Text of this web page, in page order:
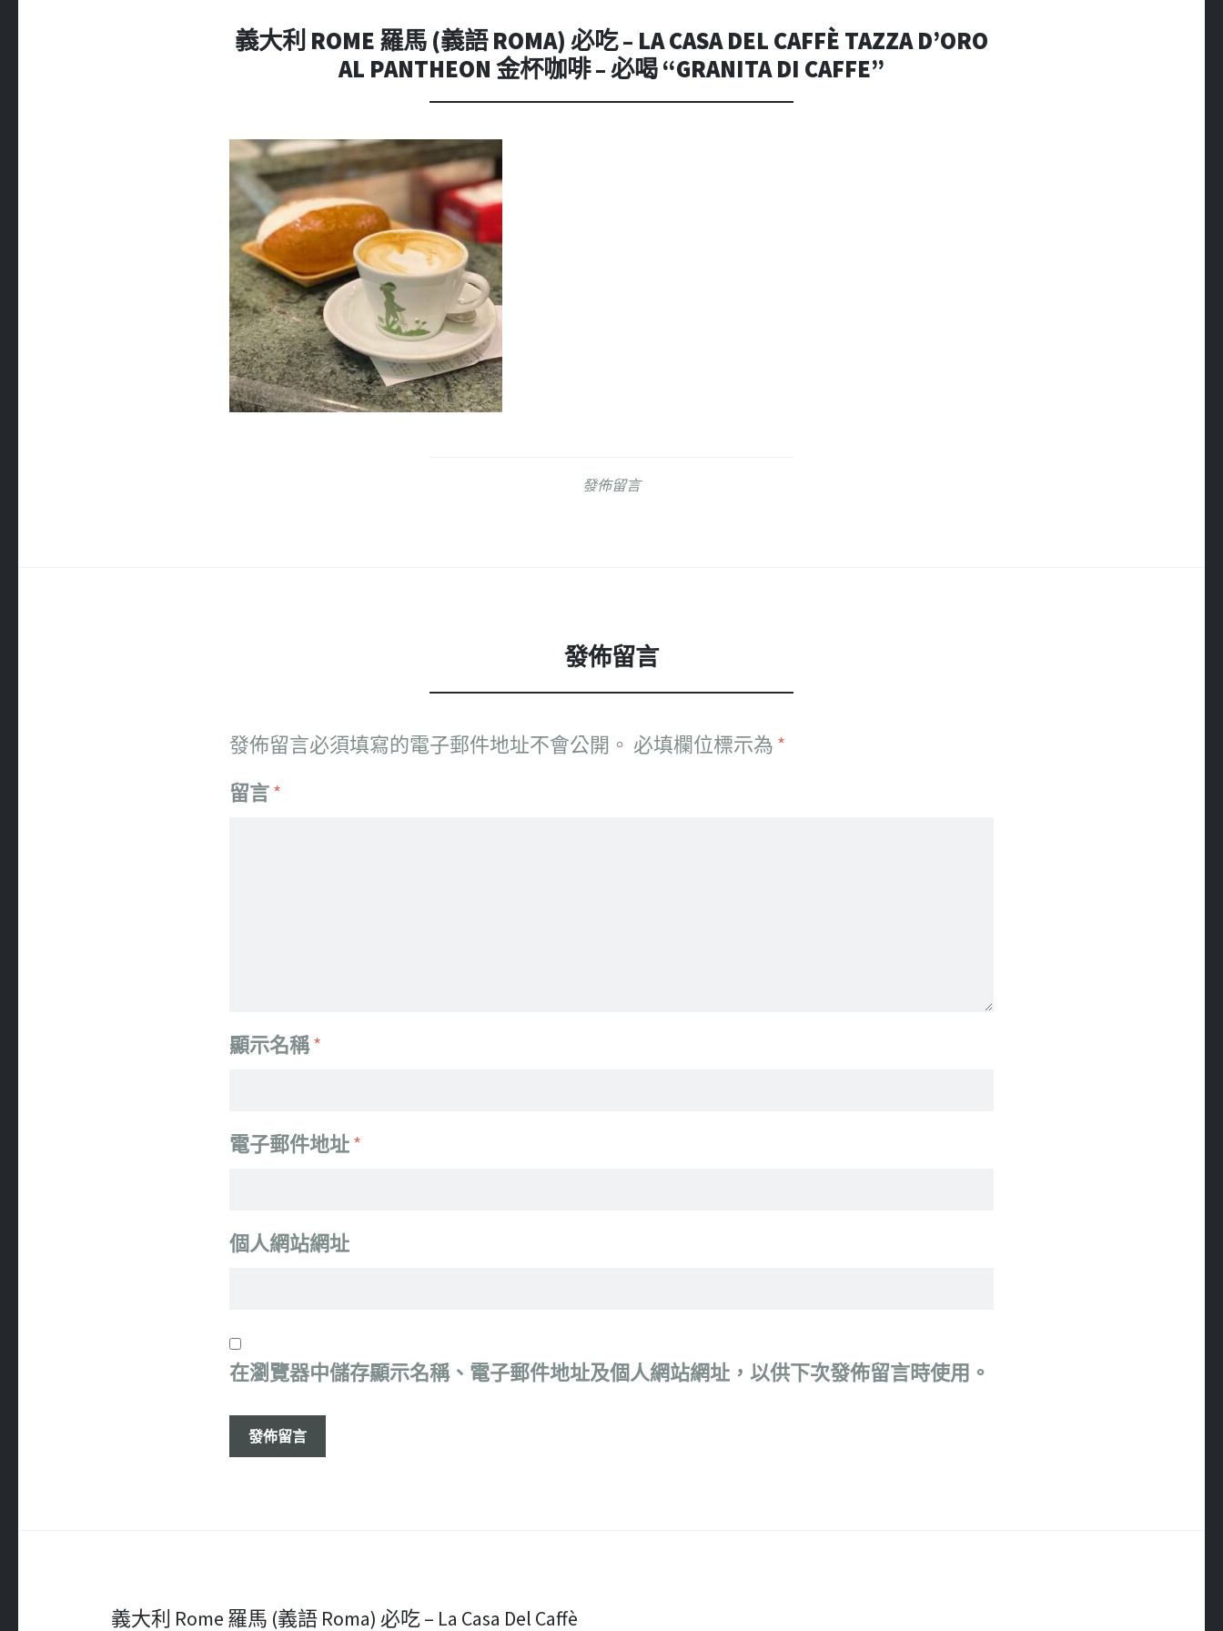
容
義大利 ROME 羅馬 (義語 ROMA) 必吃 – LA CASA DEL CAFFÈ TAZZA D’ORO
AL PANTHEON 金杯咖啡 – 必喝 “GRANITA DI CAFFE”
發佈留言
發佈留言
發佈留言必須填寫的電子郵件地址不會公開。 必填欄位標示為 *
留言*
顯示名稱*
電子郵件地址*
個人網站網址
在瀏覽器中儲存顯示名稱、電子郵件地址及個人網站網址，以供下次發佈留言時使用。
義大利 Rome 羅馬 (義語 Roma) 必吃 – La Casa Del Caffè